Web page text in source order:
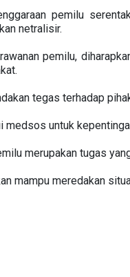
pemilu
netralisir.
pemilu,
tegas terhadap
medsos untuk
merupakan tugas
mampu meredakan